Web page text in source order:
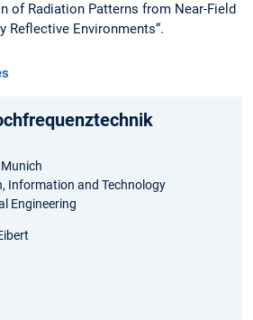
of Radiation Patterns from Near-Field
Reflective Environments“.
Information and Technology
Engineering